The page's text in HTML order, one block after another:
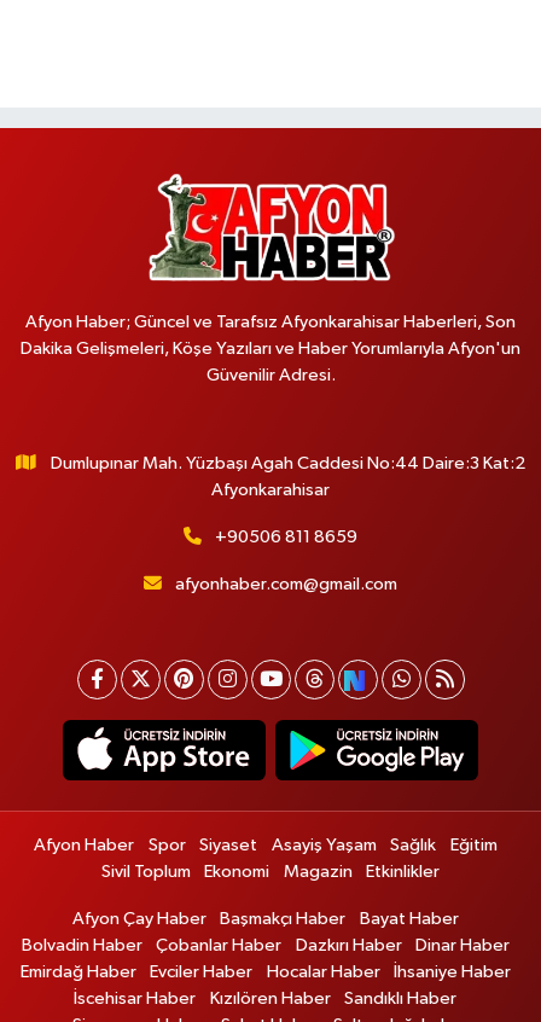
Afyon Haber; Güncel ve Tarafsız Afyonkarahisar Haberleri, Son
Dakika Gelişmeleri, Köşe Yazıları ve Haber Yorumlarıyla Afyon'un
Güvenilir Adresi.
Dumlupınar Mah. Yüzbaşı Agah Caddesi No:44 Daire:3 Kat:2
Afyonkarahisar
+90506 811 8659
afyonhaber.com@gmail.com
Afyon Haber Spor Siyaset Asayiş Yaşam Sağlık
Eğitim
Sivil Toplum
Ekonomi Magazin Etkinlikler
Afyon Çay Haber Başmakçı Haber
Bayat Haber
Bolvadin Haber
Çobanlar Haber Dazkırı Haber
Dinar Haber
Emirdağ Haber
Evciler Haber Hocalar Haber
İhsaniye Haber
İscehisar Haber
Kızılören Haber
Sandıklı Haber